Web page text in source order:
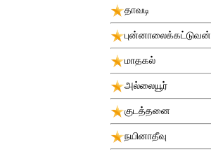
தாவடி
புன்னாலைக்கட்டுவன்
மாதகல்
அல்லையூர்
குடத்தனை
நயினாதீவு